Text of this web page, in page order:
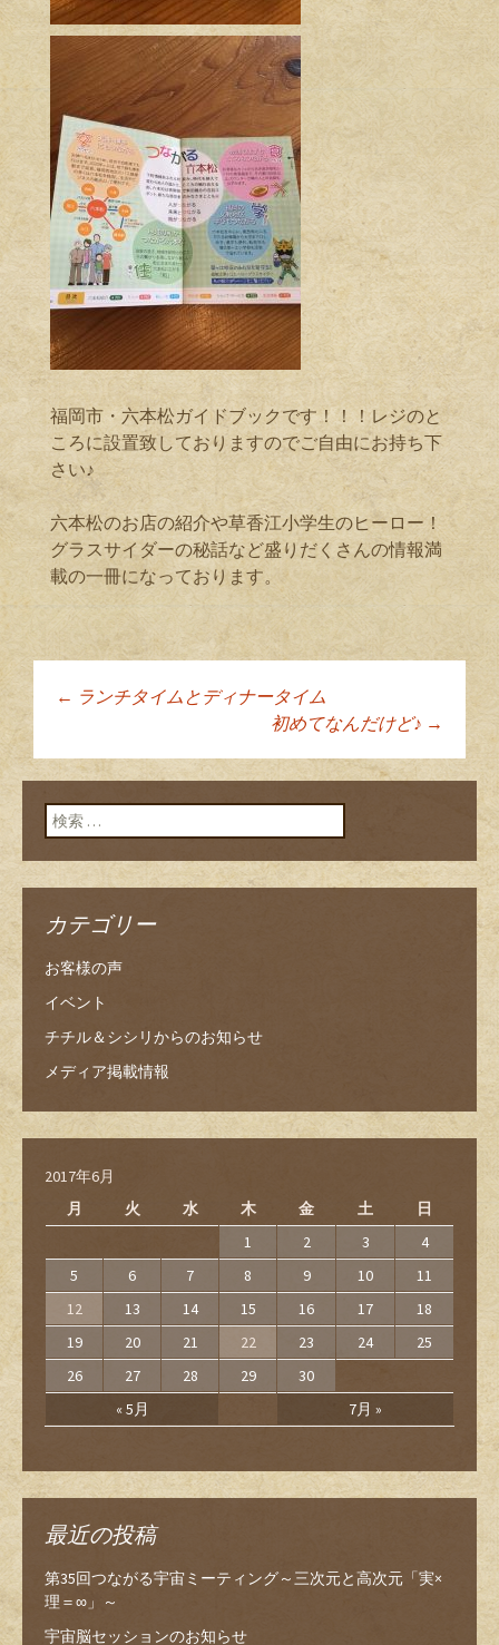
福岡市・六本松ガイドブックです！！！レジのと
ころに設置致しておりますのでご自由にお持ち下
さい♪
六本松のお店の紹介や草香江小学生のヒーロー！
グラスサイダーの秘話など盛りだくさんの情報満
載の一冊になっております。
投稿ナビゲーショ
ン
← ランチタイムとディナータイム
初めてなんだけど♪ →
検索:
カテゴリー
お客様の声
イベント
チチル＆シシリからのお知らせ
メディア掲載情報
2017年6月
月
火 水 木 金 土 日
« 5月 7月 »
1 2 3
4
5
6 7 8 9 10
11
12
13 14 15 16 17
18
19
20 21 22 23 24
25
26
27 28 29 30
最近の投稿
第35回つながる宇宙ミーティング～三次元と高次元「実×
理＝∞」～
宇宙脳セッションのお知らせ